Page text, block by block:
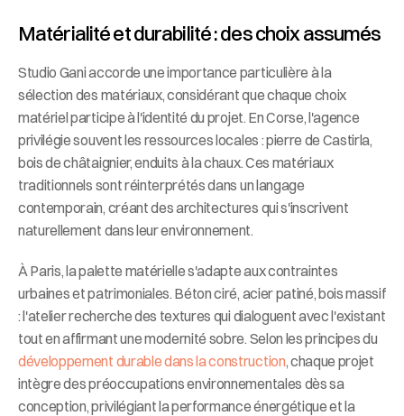
Matérialité et durabilité : des choix assumés
Studio Gani accorde une importance particulière à la
sélection des matériaux, considérant que chaque choix
matériel participe à l'identité du projet. En Corse, l'agence
privilégie souvent les ressources locales : pierre de Castirla,
bois de châtaignier, enduits à la chaux. Ces matériaux
traditionnels sont réinterprétés dans un langage
contemporain, créant des architectures qui s'inscrivent
naturellement dans leur environnement.
À Paris, la palette matérielle s'adapte aux contraintes
urbaines et patrimoniales. Béton ciré, acier patiné, bois massif
: l'atelier recherche des textures qui dialoguent avec l'existant
développement durable dans la construction, chaque projet
intègre des préoccupations environnementales dès sa
conception, privilégiant la performance énergétique et la